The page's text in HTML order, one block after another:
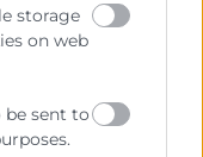
storage
on web
sent to
sobre
i